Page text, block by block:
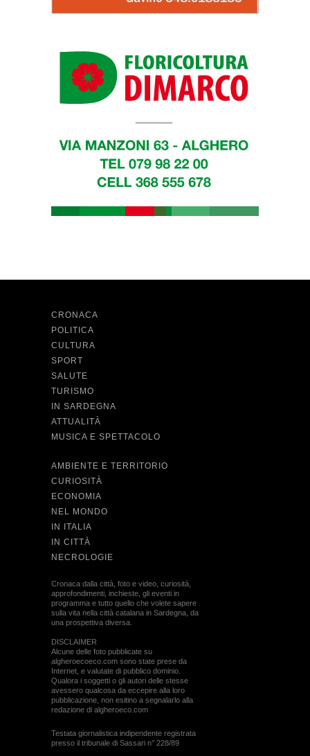
CRONACA
POLITICA
CULTURA
SPORT
SALUTE
TURISMO
IN SARDEGNA
ATTUALITÀ
MUSICA E SPETTACOLO
AMBIENTE E TERRITORIO
CURIOSITÀ
ECONOMIA
NEL MONDO
IN ITALIA
IN CITTÀ
NECROLOGIE
Cronaca dalla città, foto e video, curiosità,
approfondimenti, inchieste, gli eventi in
programma e tutto quello che volete sapere
sulla vita nella città catalana in Sardegna, da
una prospettiva diversa.
DISCLAIMER
Alcune delle foto pubblicate su
algheroecoeco.com sono state prese da
Internet, e valutate di pubblico dominio.
Qualora i soggetti o gli autori delle stesse
avessero qualcosa da eccepire alla loro
pubblicazione, non esitino a segnalarlo alla
redazione di algheroeco.com
Testata giornalistica indipendente registrata
presso il tribunale di Sassari n° 228/89